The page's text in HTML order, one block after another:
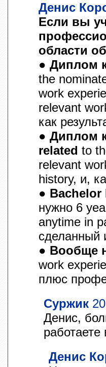
Денис
Eсли вы
области
● Диплом
the
work
relevant
как
● Диплом
related to
relevant
history, и,
● Bachelor
нужно 6
anytime in
сделанный
● Вообще
work
плюс
Суржик
Денис,
Денис